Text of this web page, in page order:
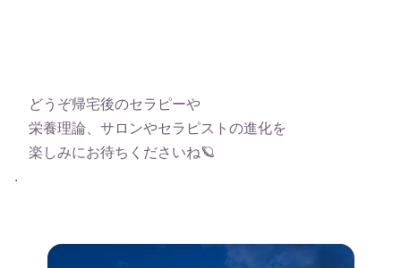
どうぞ帰宅後のセラピーや
栄養理論、サロンやセラピストの進化を
楽しみにお待ちくださいね🪐
.